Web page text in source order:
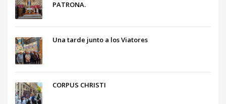
PATRONA.
Una tarde junto a los Viatores
CORPUS CHRISTI